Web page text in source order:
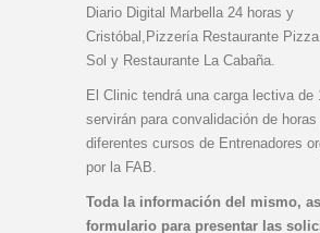
Diario Digital Marbella 24 horas y
Cristóbal,Pizzería Restaurante Pizza
Sol y Restaurante La Cabaña.
El Clinic tendrá una carga lectiva de
servirán para convalidación de horas
diferentes cursos de Entrenadores
por la FAB.
Toda la información del mismo,
formulario para presentar las